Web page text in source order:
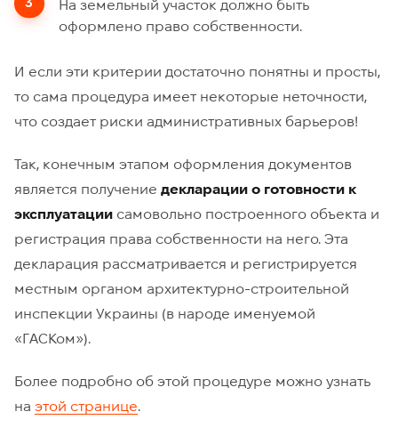
На земельный участок должно быть
оформлено право собственности.
И если эти критерии достаточно понятны и просты,
то сама процедура имеет некоторые неточности,
что создает риски административных барьеров!
Так, конечным этапом оформления документов
является получение декларации о готовности к
эксплуатации самовольно построенного объекта и
регистрация права собственности на него. Эта
декларация рассматривается и регистрируется
местным органом архитектурно-строительной
инспекции Украины (в народе именуемой
«ГАСКом»).
Более подробно об этой процедуре можно узнать
на этой странице.